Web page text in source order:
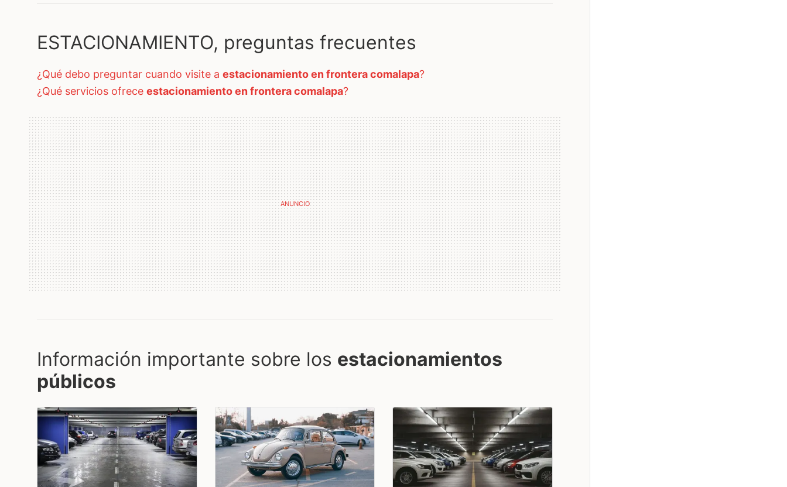
ESTACIONAMIENTO, preguntas frecuentes
¿qué debo preguntar cuando visite a estacionamiento en frontera comalapa?
¿qué servicios ofrece estacionamiento en frontera comalapa?
Información importante sobre los estacionamientos
públicos